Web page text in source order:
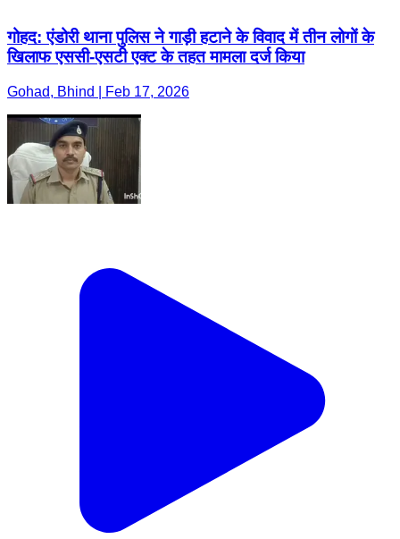
गोहद: एंडोरी थाना पुलिस ने गाड़ी हटाने के विवाद में तीन लोगों के
खिलाफ एससी-एसटी एक्ट के तहत मामला दर्ज किया
Gohad, Bhind | Feb 17, 2026